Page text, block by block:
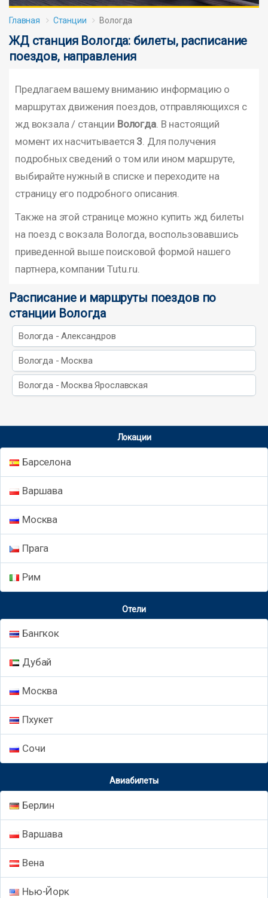
Главная Станции Вологда
ЖД станция Вологда: билеты, расписание
поездов, направления
Предлагаем вашему вниманию информацию о
маршрутах движения поездов, отправляющихся с
жд вокзала / станции Вологда. В настоящий
момент их насчитывается 3 . Для получения
подробных сведений о том или ином маршруте,
выбирайте нужный в списке и переходите на
страницу его подробного описания.
Также на этой странице можно купить жд билеты
на поезд с вокзала Вологда, воспользовавшись
приведенной выше поисковой формой нашего
партнера, компании Tutu.ru.
Расписание и маршруты поездов по
станции Вологда
Вологда - Александров
Вологда - Москва
Вологда - Москва Ярославская
Локации
Барселона
Варшава
Москва
Прага
Рим
Отели
Бангкок
Дубай
Москва
Пхукет
Сочи
Авиабилеты
Берлин
Варшава
Вена
Нью-Йорк